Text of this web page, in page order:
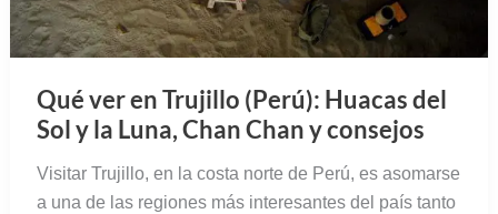
Qué ver en Trujillo (Perú): Huacas del
Sol y la Luna, Chan Chan y consejos
Visitar Trujillo, en la costa norte de Perú, es asomarse
a una de las regiones más interesantes del país tanto